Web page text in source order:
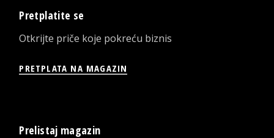
Pretplatite se
Otkrijte priče koje pokreću biznis
PRETPLATA NA MAGAZIN
Prelistaj magazin